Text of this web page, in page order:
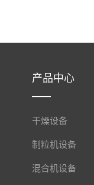
产品中心
干燥设备
制粒机设备
混合机设备